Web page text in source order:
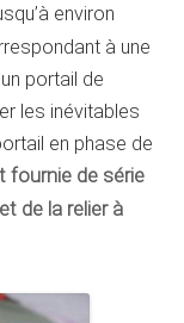
environ
à une
portail de
les inévitables
en phase de
fournie de série
de la relier à